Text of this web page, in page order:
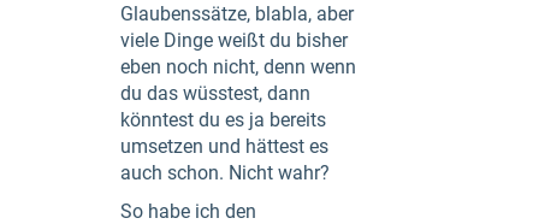
Glaubenssätze, blabla, aber
viele Dinge weißt du bisher
eben noch nicht, denn wenn
du das wüsstest, dann
könntest du es ja bereits
umsetzen und hättest es
auch schon. Nicht wahr?
So habe ich den